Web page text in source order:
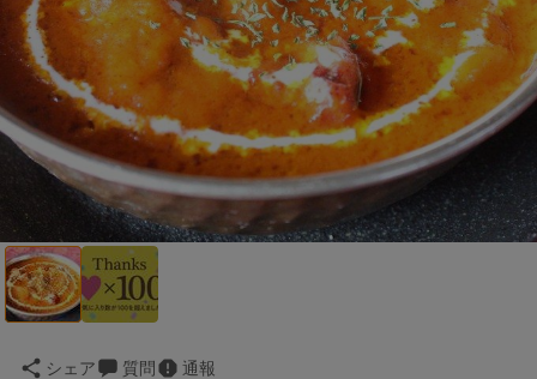
シェア 質問 通報